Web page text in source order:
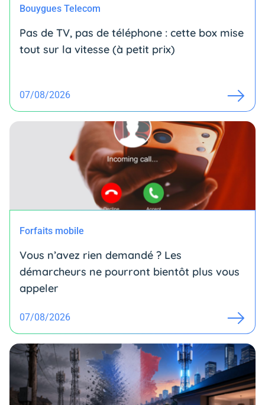
Bouygues Telecom
Pas de TV, pas de téléphone : cette box mise
tout sur la vitesse (à petit prix)
07/08/2026
Forfaits mobile
Vous n’avez rien demandé ? Les
démarcheurs ne pourront bientôt plus vous
appeler
07/08/2026